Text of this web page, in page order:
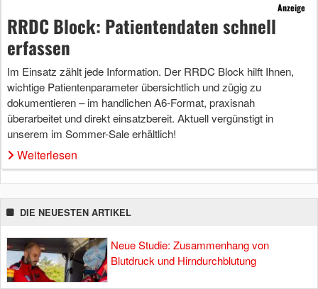
Anzeige
RRDC Block: Patientendaten schnell
erfassen
Im Einsatz zählt jede Information. Der RRDC Block hilft Ihnen,
wichtige Patientenparameter übersichtlich und zügig zu
dokumentieren – im handlichen A6-Format, praxisnah
überarbeitet und direkt einsatzbereit. Aktuell vergünstigt in
unserem im Sommer-Sale erhältlich!
Weiterlesen
DIE NEUESTEN ARTIKEL
Neue Studie: Zusammenhang von
Blutdruck und Hirndurchblutung